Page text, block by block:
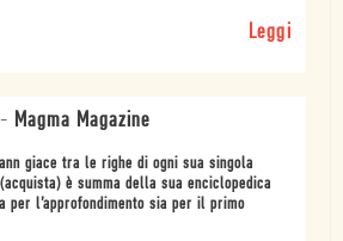
Leggi
- Magma Magazine
giace tra le righe di ogni sua singola
è summa della sua enciclopedica
per l’approfondimento sia per il primo